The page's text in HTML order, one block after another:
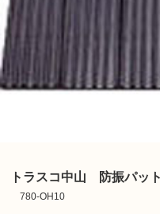
トラスコ中山 防振パッ
780-OH10